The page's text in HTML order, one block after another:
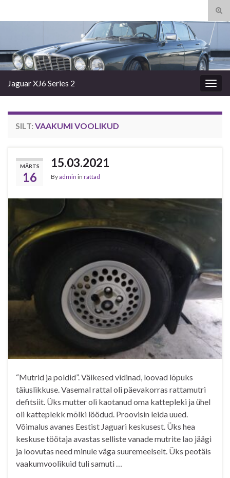
Search for:
Jaguar XJ6 Series 2
SILT: VAAKUMI VOOLIKUD
MÄRTS
16
15.03.2021
Byadmin in rattad
“Mutrid ja poldid”. Väikesed vidinad, loovad lõpuks
täiuslikkuse. Vasemal rattal oli päevakorras rattamutri
defitsiit. Üks mutter oli kaotanud oma kattepleki ja ühel
oli katteplekk mõlki löödud. Proovisin leida uued.
Võimalus avanes Eestist Jaguari keskusest. Üks hea
keskuse töötaja avastas selliste vanade mutrite lao jäägi
ja loovutas need minule väga suuremeelselt. Üks peotäis
vaakumvoolikuid tuli samuti …